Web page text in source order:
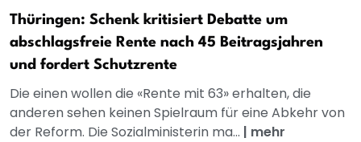
Thüringen: Schenk kritisiert Debatte um
abschlagsfreie Rente nach 45 Beitragsjahren
und fordert Schutzrente
Die einen wollen die «Rente mit 63» erhalten, die
anderen sehen keinen Spielraum für eine Abkehr von
der Reform. Die Sozialministerin ma... | mehr